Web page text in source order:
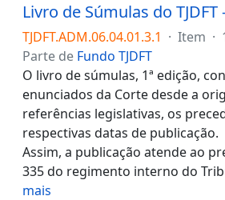
Livro de Súmulas do TJDFT
TJDFT.ADM.06.04.01.3.1 · Item ·
Parte de Fundo TJDFT
O livro de súmulas, 1ª edição,
enunciados da Corte desde a
referências legislativas, os
respectivas datas de publicação.
Assim, a publicação atende ao
335 do regimento interno do
mais